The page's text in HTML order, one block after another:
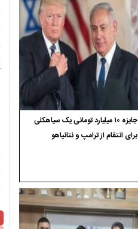
جایزه ۱۰ میلیارد تومانی یک سیاهکلی
برای انتقام از ترامپ و نتانیاهو